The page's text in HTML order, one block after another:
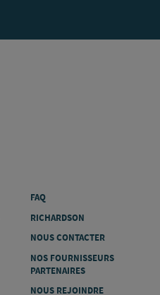
FAQ
RICHARDSON
NOUS CONTACTER
NOS FOURNISSEURS
PARTENAIRES
NOUS REJOINDRE